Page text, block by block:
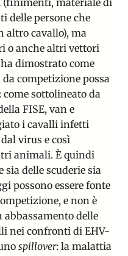
materiale di
delle persone che
altro cavallo), ma
o anche altri vettori
ha dimostrato come
competizione possa
come sottolineato da
FISE, van e
i cavalli infetti
virus e così
animali. È quindi
sia delle scuderie sia
possono essere fonte
e non è
abbassamento delle
nei confronti di EHV-
spillover: la malattia